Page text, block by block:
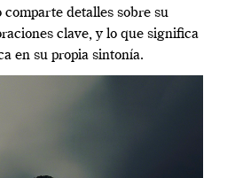
detalles sobre su
clave, y lo que significa
en su propia sintonía.